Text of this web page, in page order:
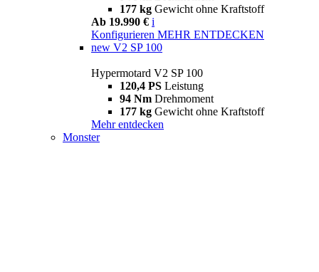
177 kg Gewicht ohne Kraftstoff
Ab 19.990 € i
Konfigurieren MEHR ENTDECKEN
new V2 SP 100
Hypermotard V2 SP 100
120,4 PS Leistung
94 Nm Drehmoment
177 kg Gewicht ohne Kraftstoff
Mehr entdecken
Monster